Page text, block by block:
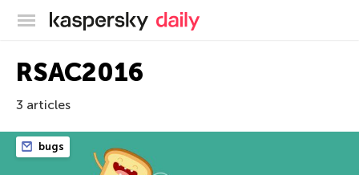
Blog officiel de Kaspersky
RSAC2016
3 articles
bugs